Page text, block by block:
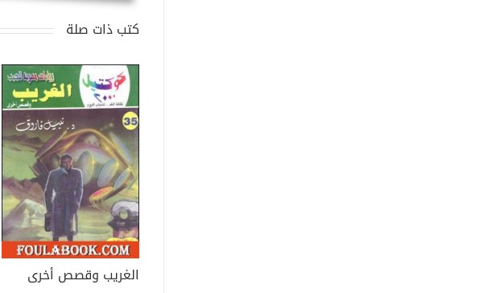
كتب ذات صلة
الغريب وقصص أخرى